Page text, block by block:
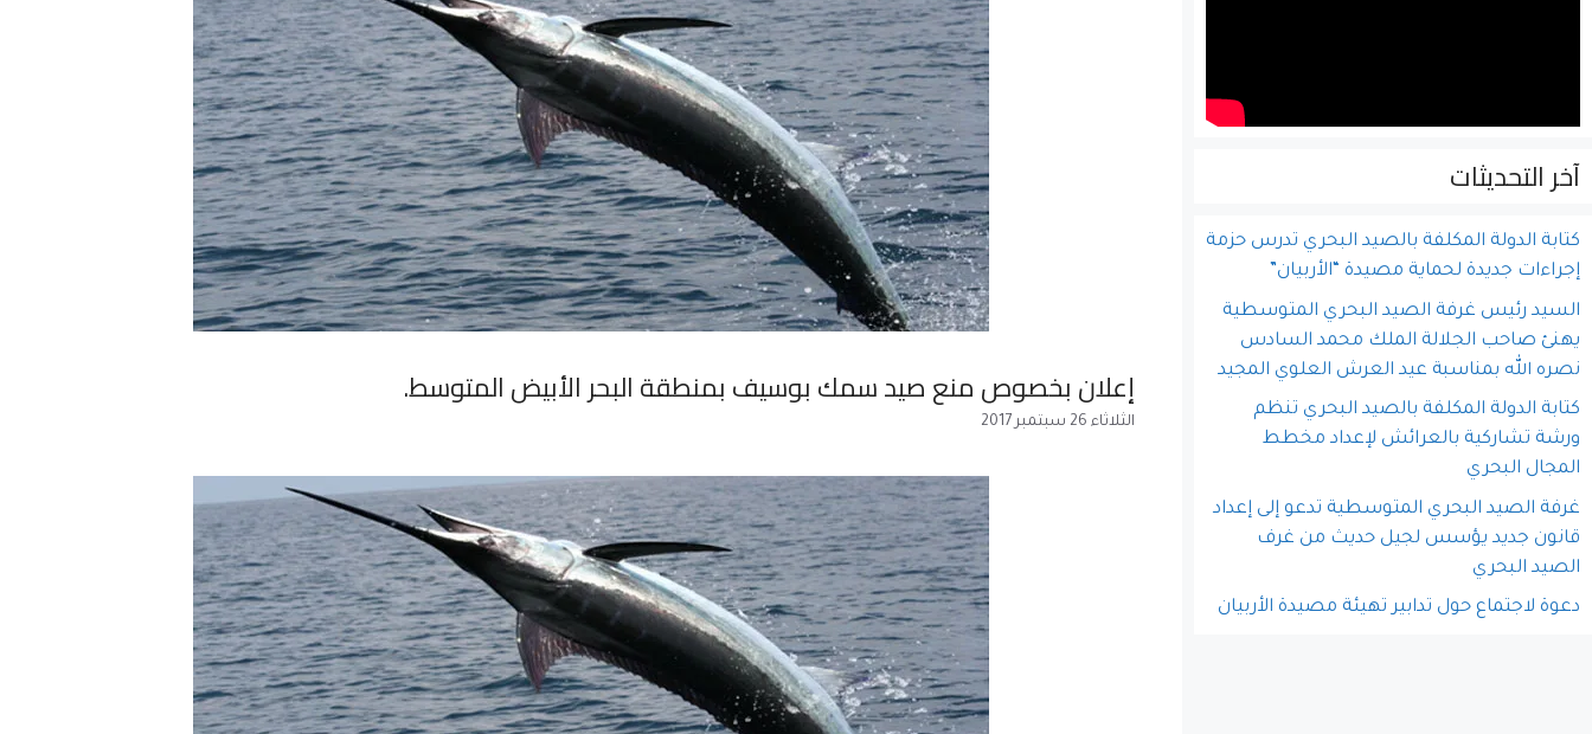
إعلان بخصوص منع صيد سمك بوسيف بمنطقة البحر الأبيض المتوسط.
الثلاثاء 26 سبتمبر 2017
آخر التحديثات
كتابة الدولة المكلفة بالصيد البحري تدرس حزمة
إجراءات جديدة لحماية مصيدة “الأربيان”
السيد رئيس غرفة الصيد البحري المتوسطية
يهنئ صاحب الجلالة الملك محمد السادس
نصره الله بمناسبة عيد العرش العلوي المجيد
كتابة الدولة المكلفة بالصيد البحري تنظم
ورشة تشاركية بالعرائش لإعداد مخطط
المجال البحري
غرفة الصيد البحري المتوسطية تدعو إلى إعداد
قانون جديد يؤسس لجيل حديث من غرف
الصيد البحري
دعوة لاجتماع حول تدابير تهيئة مصيدة الأربيان